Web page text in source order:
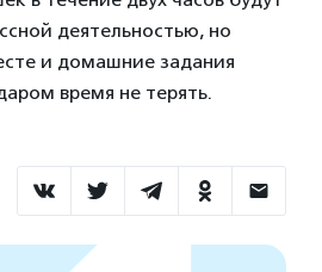
деятельностью, но
и домашние задания
время не терять.